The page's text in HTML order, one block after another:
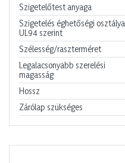
Szigetelőtest anyaga
Szigetelés éghetőségi osztálya
UL94 szerint
Szélesség/raszterméret
Legalacsonyabb szerelési
magasság
Hossz
Zárólap szükséges